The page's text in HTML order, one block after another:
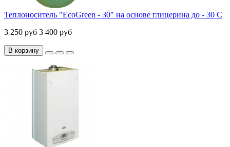
Теплоноситель "EcoGreen - 30" на основе глицерина до - 30 С
3 250 руб 3 400 руб
В корзину